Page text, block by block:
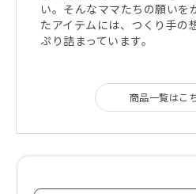
い。そんなママたちの願いを
たアイテムには、つくり手の
ぷり詰まっています。
商品一覧はこ